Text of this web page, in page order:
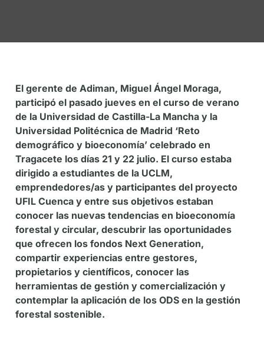
El gerente de Adiman, Miguel Ángel Moraga,
participó el pasado jueves en el curso de verano
de la Universidad de Castilla-La Mancha y la
Universidad Politécnica de Madrid ‘Reto
demográfico y bioeconomía’ celebrado en
Tragacete los días 21 y 22 julio. El curso estaba
dirigido a estudiantes de la UCLM,
emprendedores/as y participantes del proyecto
UFIL Cuenca y entre sus objetivos estaban
conocer las nuevas tendencias en bioeconomía
forestal y circular, descubrir las oportunidades
que ofrecen los fondos Next Generation,
compartir experiencias entre gestores,
propietarios y científicos, conocer las
herramientas de gestión y comercialización y
contemplar la aplicación de los ODS en la gestión
forestal sostenible.